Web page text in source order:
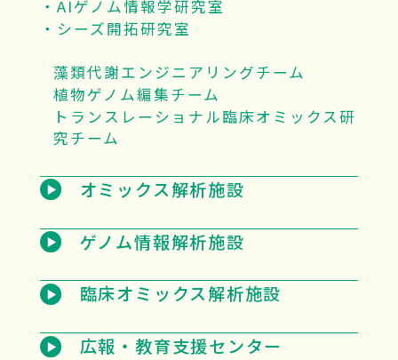
AIゲノム情報学研究室
シーズ開拓研究室
藻類代謝エンジニアリングチーム
植物ゲノム編集チーム
トランスレーショナル臨床オミックス研
究チーム
オミックス解析施設
ゲノム情報解析施設
臨床オミックス解析施設
広報・教育支援センター